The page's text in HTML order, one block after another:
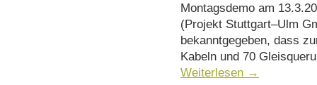
Montagsdemo am
(Projekt Stuttgart–Ulm
bekanntgegeben, dass
Kabeln und 70
Weiterlesen →